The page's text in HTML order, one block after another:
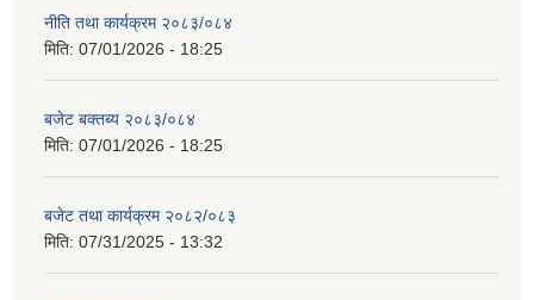
नीति तथा कार्यक्रम २०८३/०८४
मिति: 07/01/2026 - 18:25
बजेट बक्तब्य २०८३/०८४
मिति: 07/01/2026 - 18:25
बजेट तथा कार्यक्रम २०८२/०८३
मिति: 07/31/2025 - 13:32